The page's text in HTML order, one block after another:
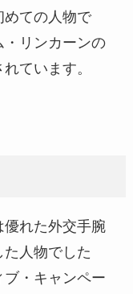
めての人物で
リンカーンの
ています。
優れた外交手腕
人物でした
・キャンペー